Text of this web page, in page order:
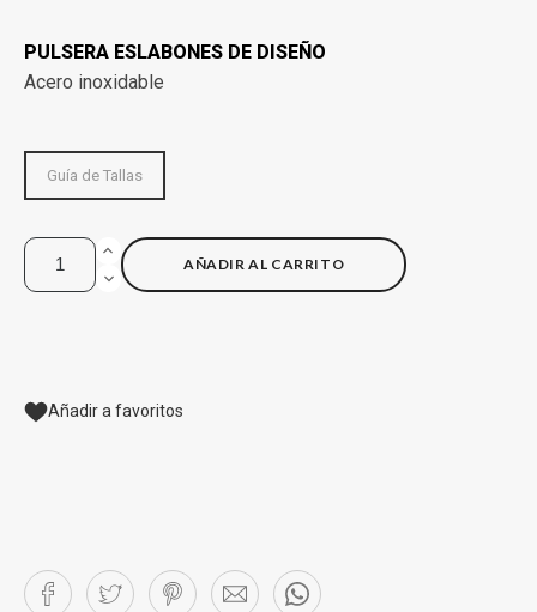
PULSERA ESLABONES DE DISEÑO
Acero inoxidable
Guía de Tallas
AÑADIR AL CARRITO
Añadir a favoritos